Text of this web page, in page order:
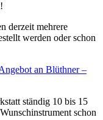
derzeit mehrere
werden oder schon
an Blüthner –
ständig 10 bis 15
schon